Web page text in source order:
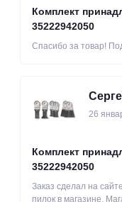
Комплект
35222942050
Спасибо за товар!
26
Комплект
35222942050
Заказ сделал на
пилок в магазине.